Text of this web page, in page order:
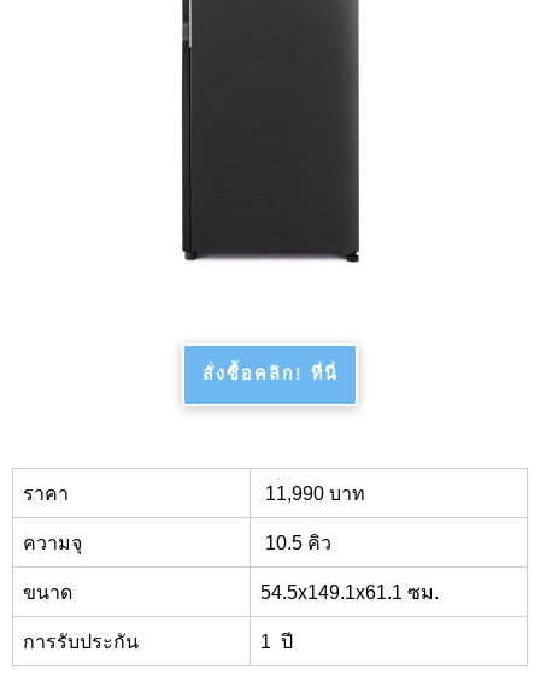
สั่งซื้อคลิก! ที่นี่
ราคา 11, 990 บาท
ความจุ 10.5 คิว
ขนาด 54.5x149.1 x61.1 ซม.
การรับประกัน 1 ปี